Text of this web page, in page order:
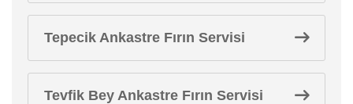
Tepecik Ankastre Fırın Servisi
Tevfik Bey Ankastre Fırın Servisi